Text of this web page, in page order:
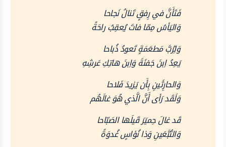
فَتَأَنَّ في رِفقٍ تَنالُ نَجاحا
وَاليَأسُ مِمّا فاتَ يُعقِبُ راحَةً
وَلِرُبَّ مَطعَمَةٍ تَعودُ ذُباحا
يَعِدُ اِبنَ جَفنَةَ وَاِبنَ هاتِكِ عَرشِهِ
وَالحارِثَينِ بِأَن يَزيدَ فَلاحا
وَلَقَد رَأى أَنَّ الَّذي هُوَ غالَهُم
قَد غالَ حِميَرَ قَيلَها الصَبّاحا
وَالتُبَّعَينِ وَذا نُؤاسٍ غُدوَةً